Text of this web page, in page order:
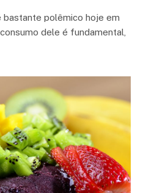
bastante polêmico hoje em
dele é fundamental,